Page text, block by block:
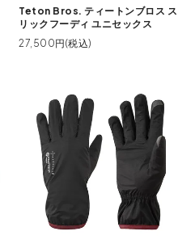
Teton Bros. ティートンブロス ス
リックフーディ ユニセックス
27,500円(税込)